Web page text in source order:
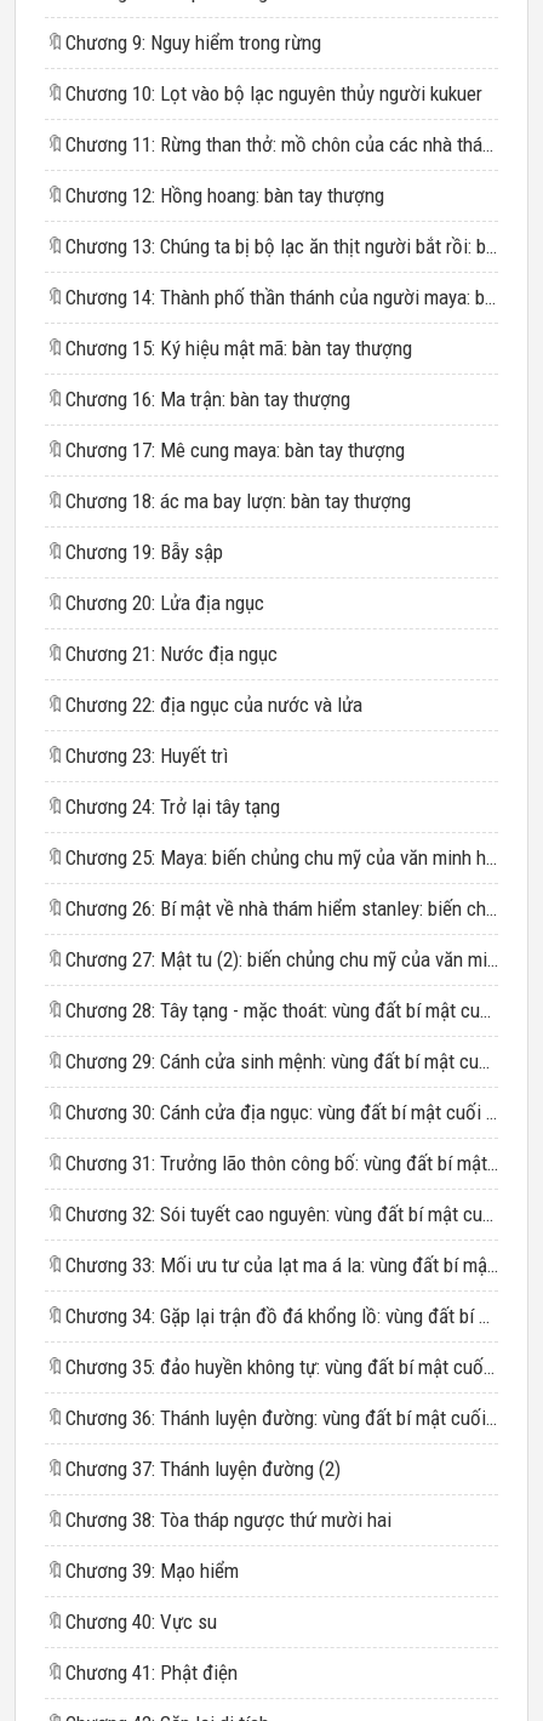
🔖 Chương 9: Nguy hiểm trong rừng
🔖 Chương 10: Lọt vào bộ lạc nguyên thủy người kukuer
🔖 Chương 11: Rừng than thở: mồ chôn của các nhà thám hiểm
🔖 Chương 12: Hồng hoang: bàn tay thượng
🔖 Chương 13: Chúng ta bị bộ lạc ăn thịt người bắt rồi: bàn tay thượng
🔖 Chương 14: Thành phố thần thánh của người maya: bàn tay thượng
🔖 Chương 15: Ký hiệu mật mã: bàn tay thượng
🔖 Chương 16: Ma trận: bàn tay thượng
🔖 Chương 17: Mê cung maya: bàn tay thượng
🔖 Chương 18: ác ma bay lượn: bàn tay thượng
🔖 Chương 19: Bẫy sập
🔖 Chương 20: Lửa địa ngục
🔖 Chương 21: Nước địa ngục
🔖 Chương 22: địa ngục của nước và lửa
🔖 Chương 23: Huyết trì
🔖 Chương 24: Trở lại tây tạng
🔖 Chương 25: Maya: biến chủng chu mỹ của văn minh hoa hạ
🔖 Chương 26: Bí mật về nhà thám hiểm stanley: biến chủng chu mỹ của văn minh hoa hạ
🔖 Chương 27: Mật tu (2): biến chủng chu mỹ của văn minh hoa hạ
🔖 Chương 28: Tây tạng - mặc thoát: vùng đất bí mật cuối cùng
🔖 Chương 29: Cánh cửa sinh mệnh: vùng đất bí mật cuối cùng
🔖 Chương 30: Cánh cửa địa ngục: vùng đất bí mật cuối cùng
🔖 Chương 31: Trưởng lão thôn công bố: vùng đất bí mật cuối cùng
🔖 Chương 32: Sói tuyết cao nguyên: vùng đất bí mật cuối cùng
🔖 Chương 33: Mối ưu tư của lạt ma á la: vùng đất bí mật cuối cùng
🔖 Chương 34: Gặp lại trận đồ đá khổng lồ: vùng đất bí mật cuối cùng
🔖 Chương 35: đảo huyền không tự: vùng đất bí mật cuối cùng
🔖 Chương 36: Thánh luyện đường: vùng đất bí mật cuối cùng
🔖 Chương 37: Thánh luyện đường (2)
🔖 Chương 38: Tòa tháp ngược thứ mười hai
🔖 Chương 39: Mạo hiểm
🔖 Chương 40: Vực su
🔖 Chương 41: Phật điện